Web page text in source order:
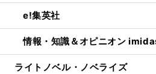
e!集英社
情報・知識＆オピニオン
ライトノベル・ノベライズ